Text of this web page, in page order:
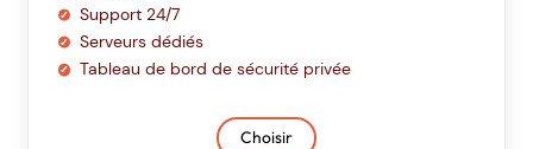
Support 24/7
Serveurs dédiés
Tableau de bord de sécurité privée
Choisir